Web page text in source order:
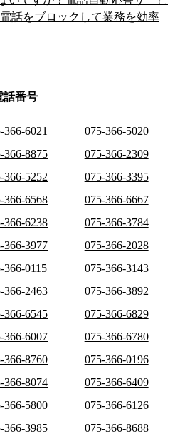
話をブロックして業務を効率
話番号
366-6021
075-366-5020
366-8875
075-366-2309
366-5252
075-366-3395
366-6568
075-366-6667
366-6238
075-366-3784
366-3977
075-366-2028
366-0115
075-366-3143
366-2463
075-366-3892
366-6545
075-366-6829
366-6007
075-366-6780
366-8760
075-366-0196
366-8074
075-366-6409
366-5800
075-366-6126
366-3985
075-366-8688